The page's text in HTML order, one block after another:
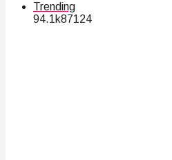
Trending
94.1k87124